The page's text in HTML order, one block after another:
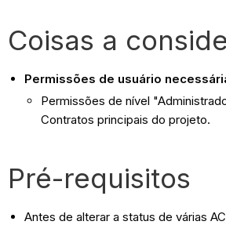
Coisas a
Permissões de usuário
Permissões de nível
Contratos principais do projeto.
Pré-requisitos
Antes de alterar a status de várias